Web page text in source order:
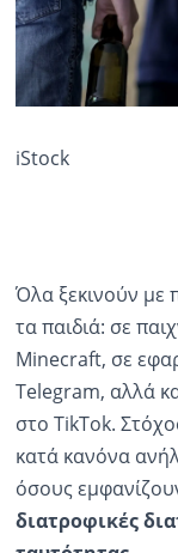
iStock
Όλα ξεκινούν με
τα παιδιά: σε
Minecraft, σε
Telegram, αλλά
στο TikTok.
κατά κανόνα
όσους
διατροφικές